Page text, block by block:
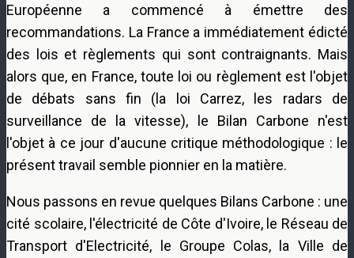
Européenne a commencé à émettre des
recommandations. La France a immédiatement édicté
des lois et règlements qui sont contraignants. Mais
alors que, en France, toute loi ou règlement est l'objet
de débats sans fin (la loi Carrez, les radars de
surveillance de la vitesse), le Bilan Carbone n'est
l'objet à ce jour d'aucune critique méthodologique : le
présent travail semble pionnier en la matière.
Nous passons en revue quelques Bilans Carbone : une
cité scolaire, l'électricité de Côte d'Ivoire, le Réseau de
Transport d'Electricité, le Groupe Colas, la Ville de